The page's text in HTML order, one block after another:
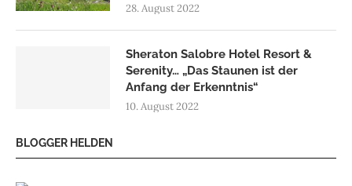
28. August 2022
Sheraton Salobre Hotel Resort &
Serenity… „Das Staunen ist der
Anfang der Erkenntnis“
10. August 2022
BLOGGER HELDEN